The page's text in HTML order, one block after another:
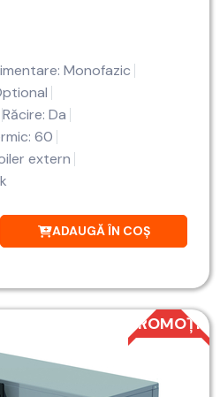
Monofazic
Răcire: Da
60
extern
ADAUGĂ ÎN COȘ
PROMOȚIE